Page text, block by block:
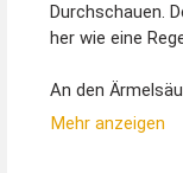
Durchschauen.
her wie eine
An den
sich ein
Mehr anzeigen